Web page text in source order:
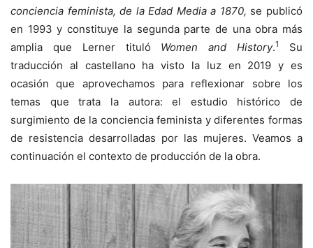
conciencia feminista, de la Edad Media a 1870, se publicó
en 1993 y constituye la segunda parte de una obra más
amplia que Lerner tituló Women and History.1
Su
traducción al castellano ha visto la luz en 2019 y es
ocasión que aprovechamos para reflexionar sobre los
temas que trata la autora: el estudio histórico de
surgimiento de la conciencia feminista y diferentes formas
de resistencia desarrolladas por las mujeres. Veamos a
continuación el contexto de producción de la obra.